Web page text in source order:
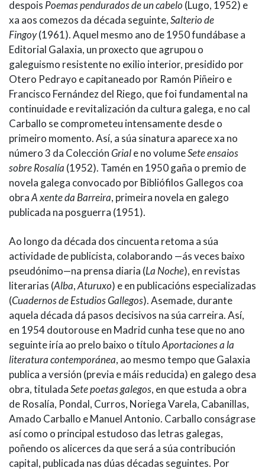
despois Poemas pendurados de un cabelo (Lugo, 1952) e
xa aos comezos da década seguinte,Salterio de
Fingoy(1961). Aquel mesmo ano de 1950 fundábase a
Editorial Galaxia, un proxecto que agrupou o
galeguismo resistente no exilio interior, presidido por
Otero Pedrayo e capitaneado por Ramón Piñeiro e
Francisco Fernández del Riego, que foi fundamental na
continuidade e revitalización da cultura galega, e no cal
Carballo se comprometeu intensamente desde o
primeiro momento. Así, a súa sinatura aparece xa no
número 3 da ColecciónGriale no volumeSete ensaios
sobre Rosalía (1952). Tamén en 1950 gaña o premio de
novela galega convocado por Bibliófilos Gallegos coa
obraA xente da Barreira, primeira novela en galego
publicada na posguerra (1951).
Ao longo da década dos cincuenta retoma a súa
actividade de publicista, colaborando —ás veces baixo
pseudónimo—na prensa diaria (La Noche), en revistas
literarias (Alba,Aturuxo) e en publicacións especializadas
(Cuadernos de Estudios Gallegos). Asemade, durante
aquela década dá pasos decisivos na súa carreira. Así,
en 1954 doutorouse en Madrid cunha tese que no ano
seguinte iría ao prelo baixo o títuloAportaciones a la
literatura contemporánea, ao mesmo tempo que Galaxia
publica a versión (previa e máis reducida) en galego desa
obra, tituladaSete poetas galegos, en que estuda a obra
de Rosalía, Pondal, Curros, Noriega Varela, Cabanillas,
Amado Carballo e Manuel Antonio. Carballo conságrase
así como o principal estudoso das letras galegas,
poñendo os alicerces da que será a súa contribución
capital, publicada nas dúas décadas seguintes. Por